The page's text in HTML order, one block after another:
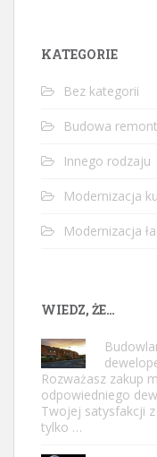
KATEGORIE
Bez kategorii
Budowa
Innego rodzaju
Modernizacja
Modernizacja
WIEDZ, ŻE…
Rozważasz zakup
odpowiedniego
Twojej satysfakcji
tylko …